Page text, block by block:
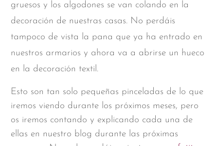
gruesos y los algodones se van colando en la
decoración de nuestras casas. No perdáis
tampoco de vista la pana que ya ha entrado en
nuestros armarios y ahora va a abrirse un hueco
en la decoración textil.
Esto son tan solo pequeñas pinceladas de lo que
iremos viendo durante los próximos meses, pero
os iremos contando y explicando cada una de
ellas en nuestro blog durante las próximas